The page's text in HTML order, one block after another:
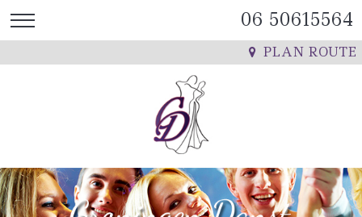
06 50615564
PLAN ROUTE